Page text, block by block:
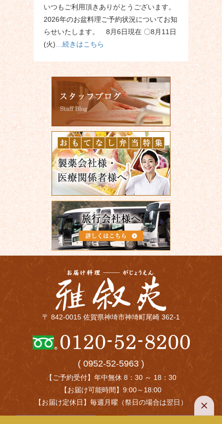
いつもご利用頂きありがとうございます。
2026年のお盆料理ご予約状況についてお知
らせいたします。 8月6日現在 〇8月11日
(火) …続きはこちら
〒 842-0015 佐賀県神埼市神埼町尾崎 362-1
( 0952-52-5963 )
【ご予約受付】年中無休 8：30 ～ 18：30
【お届け可能時間】9:00～18:00
【お届け定休日】毎週月曜（祭日の場合は翌日）